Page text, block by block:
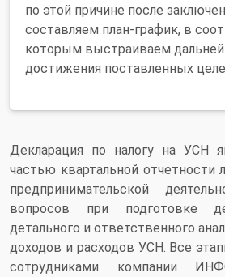
по этой причине после
составляем план-график, в
которым выстраиваем
достижения поставленных
Декларация по налогу на УСН
частью квартальной отчетности
предпринимательской
вопросов при подготовке
детального и ответственного
доходов и расходов УСН. Все
сотрудниками компании